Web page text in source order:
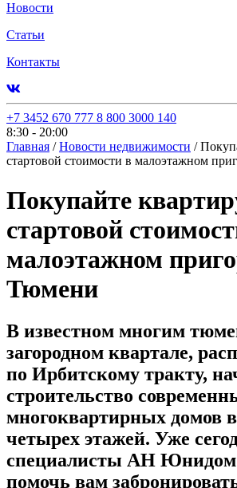
Новости
Статьи
Контакты
+7 3452 670 777 8 800 3000 140
8:30 - 20:00
Главная / Новости недвижимости /
стартовой стоимости в малоэтажном
Покупайте
стартовой
малоэтажном
Тюмени
В известном многим
загородном квартале,
по Ирбитскому тракту,
строительство
многоквартирных домов
четырех этажей. Уже
специалисты АН Юнидом
помочь вам